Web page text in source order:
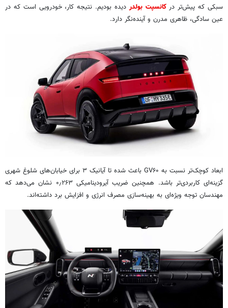
سبکی که پیش‌تر درکانسپت بولدردیده بودیم. نتیجه کار، خودرویی است که در
عین سادگی، ظاهری مدرن و آینده‌نگر دارد.
ابعاد کوچک‌تر نسبت به GV۶۰ باعث شده تا آیانیک ۳ برای خیابان‌های شلوغ شهری
گزینه‌ای کاربردی‌تر باشد. همچنین ضریب آیرودینامیکی ۰٫۲۶۳ نشان می‌دهد که
مهندسان توجه ویژه‌ای به بهینه‌سازی مصرف انرژی و افزایش برد داشته‌اند.